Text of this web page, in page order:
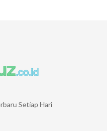
Setiap Hari